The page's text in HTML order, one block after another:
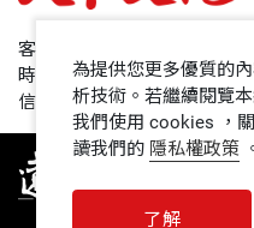
領導影響力學院
1號課堂
客服專線：+886 2 2662-0012
時間：週一~週五
信箱：service@cwgv.com.tw
為提供您更多優質的
析技術。若繼續閱覽
我們使用 cookies ，
讀我們的 隱私權政策
了解